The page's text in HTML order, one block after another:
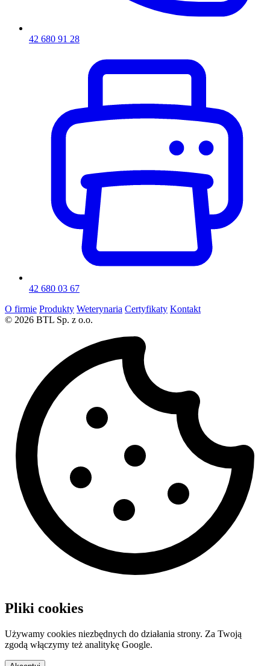
42 680 91 28
42 680 03 67
O firmie Produkty Weterynaria Certyfikaty Kontakt
© 2026 BTL Sp. z o.o.
Pliki cookies
Używamy cookies niezbędnych do działania strony. Za Twoją
zgodą włączymy też analitykę Google.